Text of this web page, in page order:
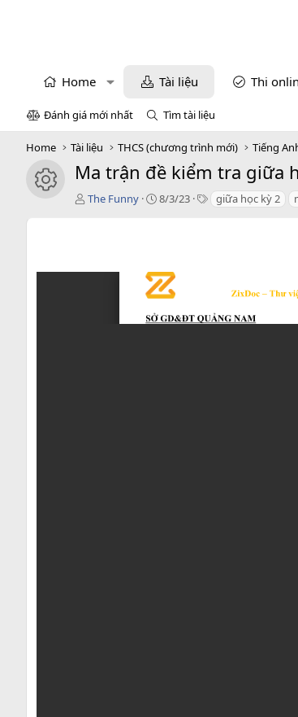
Home Tài liệu Thi
Đánh giá mới nhất Tìm tài liệu
Home Tài liệu THCS (chương trình mới) Tiếng
icon tài liệu
Ma trận đề kiểm tra giữa
T
ả
The Funny
C
i
o
n
d
8/3/23
T giữa học kỳ 2